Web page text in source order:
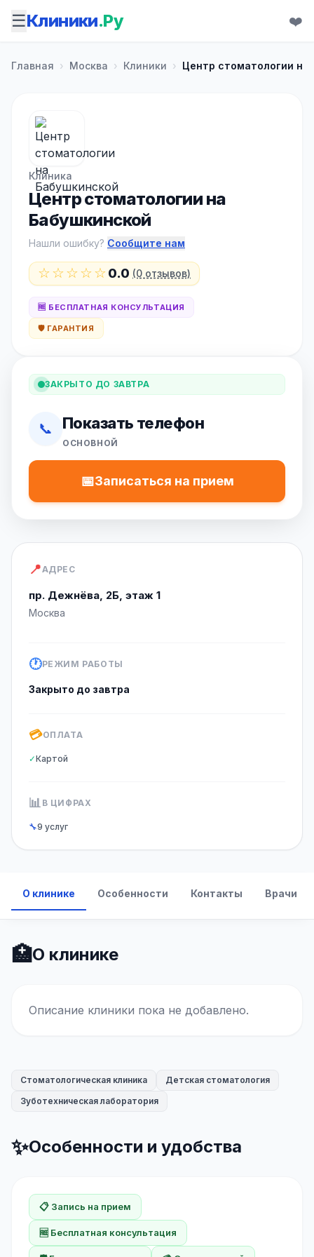
☰Клиники.Ру ❤️
Главная › Москва › Клиники › Центр стоматологии на
Клиника
Центр стоматологии на
Бабушкинской
Нашли ошибку? Сообщите нам
☆☆☆☆☆0.0 (0 отзывов)
🆓 БЕСПЛАТНАЯ КОНСУЛЬТАЦИЯ
🛡️ ГАРАНТИЯ
ЗАКРЫТО ДО ЗАВТРА
📞 Показать телефон
ОСНОВНОЙ
📅Записаться на прием
📍АДРЕС
пр. Дежнёва, 2Б, этаж 1
Москва
🕐РЕЖИМ РАБОТЫ
Закрыто до завтра
💳ОПЛАТА
✓Картой
📊 В ЦИФРАХ
🔧9 услуг
О клинике Особенности Контакты Врачи
🏥О клинике
Описание клиники пока не добавлено.
Стоматологическая клиника
Детская стоматология
Зуботехническая лаборатория
✨Особенности и удобства
📋 Запись на прием
🆓 Бесплатная консультация